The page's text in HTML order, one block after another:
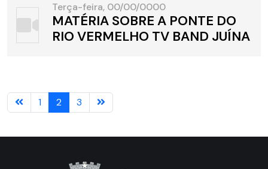
Terça-feira, 00/00/0000
MATÉRIA SOBRE A PONTE DO
RIO VERMELHO TV BAND JUÍNA
1 2 3